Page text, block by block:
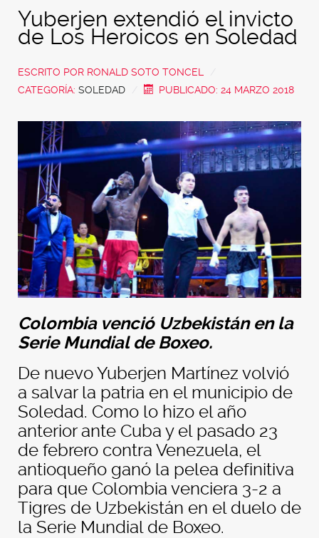
Yuberjen extendió el invicto
de Los Heroicos en Soledad
ESCRITO POR RONALD SOTO TONCEL
CATEGORÍA: SOLEDAD PUBLICADO: 24 MARZO 2018
Colombia venció Uzbekistán en la
Serie Mundial de Boxeo.
De nuevo Yuberjen Martínez volvió
a salvar la patria en el municipio de
Soledad. Como lo hizo el año
anterior ante Cuba y el pasado 23
de febrero contra Venezuela, el
antioqueño ganó la pelea definitiva
para que Colombia venciera 3-2 a
Tigres de Uzbekistán en el duelo de
la Serie Mundial de Boxeo.